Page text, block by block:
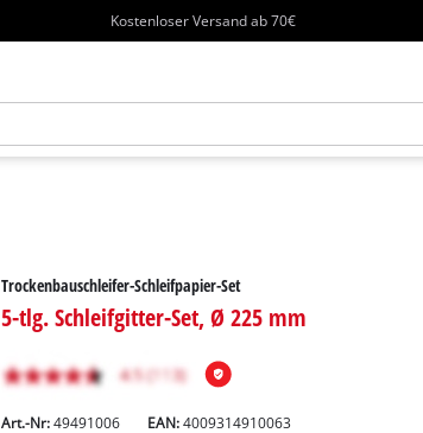
Kostenloser Versand ab 70€
Trockenbauschleifer-Schleifpapier-Set
5-tlg. Schleifgitter-Set, Ø 225 mm
Art.-Nr:49491006 EAN:4009314910063